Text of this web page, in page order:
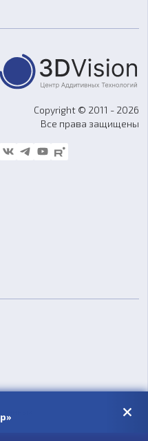
литья
Copyright © 2011 - 2026
Все права защищены